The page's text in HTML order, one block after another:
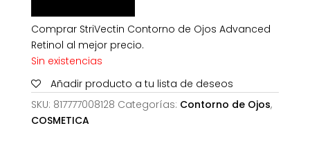
Comprar StriVectin Contorno de Ojos Advanced
Retinol al mejor precio.
Sin existencias
Añadir producto a tu lista de deseos
SKU: 817777008128 Categorías: Contorno de Ojos,
COSMETICA